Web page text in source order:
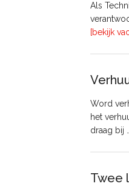
Als
[bekijk
Word
het
draag bij …
Twee